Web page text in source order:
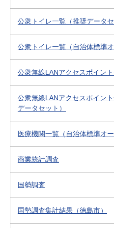
公衆トイレ一覧（推奨データセ
公衆トイレ一覧（自治体標準
公衆無線LANアクセスポイン
公衆無線LANアクセスポイン
データセット）
医療機関一覧（自治体標準オ
商業統計調査
国勢調査
国勢調査集計結果（徳島市）